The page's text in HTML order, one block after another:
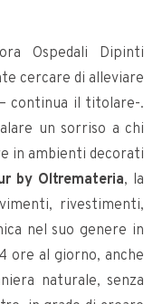
Ospedali Dipinti
cercare di alleviare
continua il titolare-.
un sorriso a chi
in ambienti decorati
by Oltremateria, la
rivestimenti,
nel suo genere in
ore al giorno, anche
naturale, senza